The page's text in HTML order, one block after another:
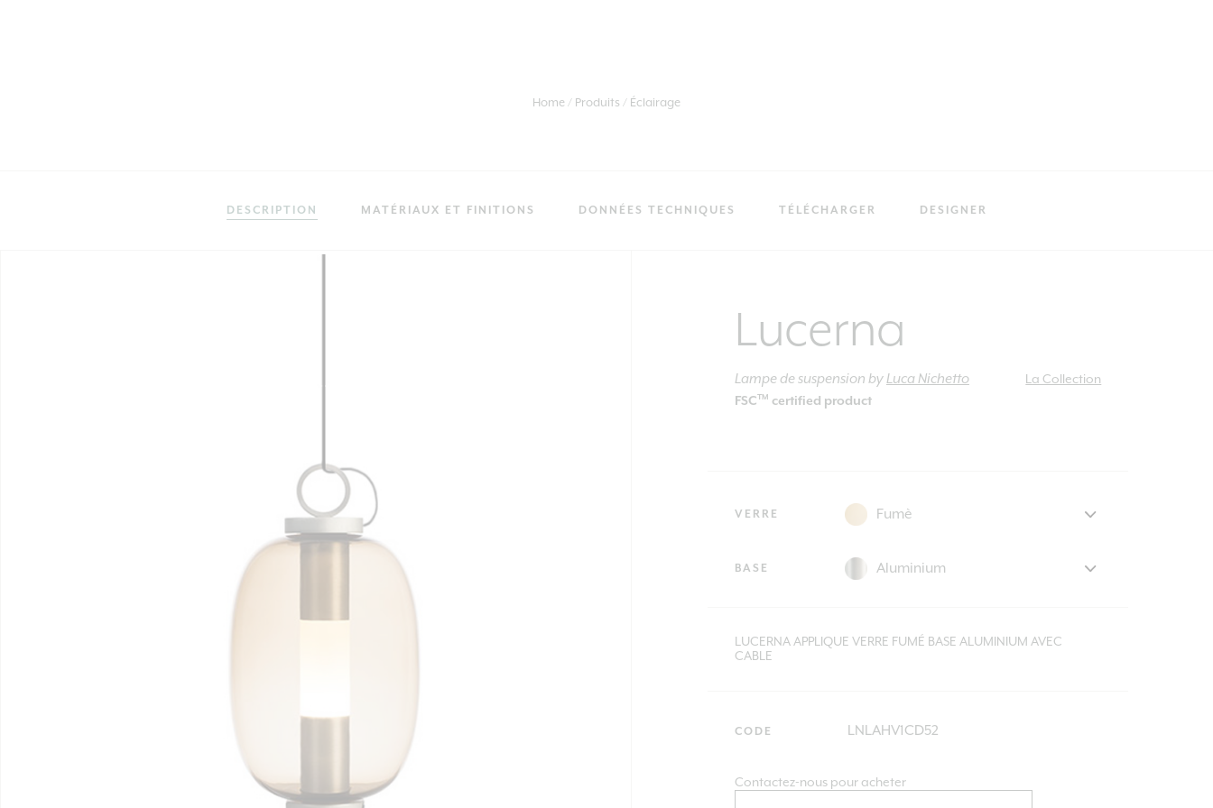
Home Produits Éclairage
DESCRIPTION MATÉRIAUX ET FINITIONS DONNÉES TECHNIQUES TÉLÉCHARGER DESIGNER
Lucerna
Lampe de suspension byLuca Nichetto
FSCTM certified product
La Collection
VERRE
BASE
LUCERNA APPLIQUE VERRE FUMÉ BASE ALUMINIUM AVEC
CABLE
CODE LNLAHV1CD52
Contactez-nous pour acheter